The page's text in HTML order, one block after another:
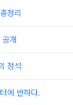
정리
개
정석
에 반하다.